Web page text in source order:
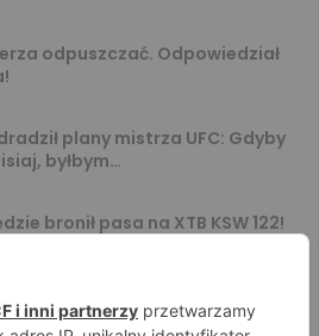
odpuszczać. Odpowiedział
plany mistrza UFC: Gdyby
byłbym…
bronił pasa na XTB KSW 122!
na UFC 331. Polak częścią